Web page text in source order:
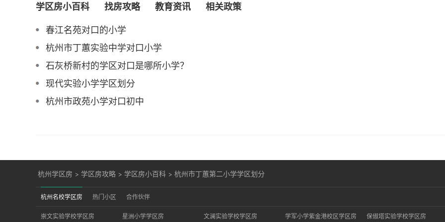
学区房小百科 找房攻略 教育资讯 相关政策
春江名苑对口的小学
杭州市丁蕙实验中学对口小学
石灰桥新村的学区对口是哪所小学？
现代实验小学学区划分
杭州市政苑小学对口初中
杭州学区房 > 学区房攻略 > 学区房小百科 > 杭州市丁蕙第二小学学区划分
杭州名校学区房 热门小区 合作伙伴
崇文实验学校学区房 星洲小学学区房 文澜实验学校学区房 学军小学紫金港校区学区房 保俶塔实验学校学区房